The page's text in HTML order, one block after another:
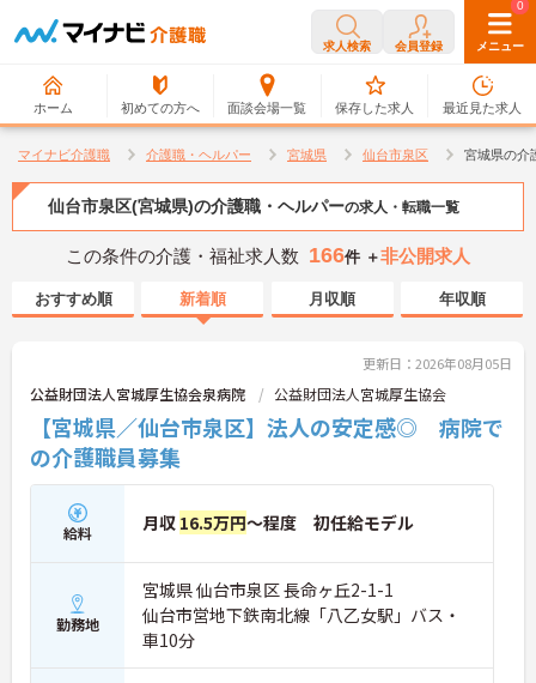
求人検索 会員登録 メニュー
ホーム 初めての方へ 面談会場一覧
0
保存した求人
0
最近見た求人
マイナビ介護職 介護職・ヘルパー 宮城県 仙台市泉区 宮城県の介
仙台市泉区(宮城県)の介護職・ヘルパーの求人・転職一覧
この条件の介護・福祉求人数 166件 ＋非公開求人
おすすめ順 新着順 月収順 年収順
更新日：2026年08月05日
公益財団法人宮城厚生協会泉病院 公益財団法人宮城厚生協会
【宮城県／仙台市泉区】法人の安定感◎ 病院で
の介護職員募集
給料 月収 16.5万円～程度 初任給モデル
勤務地
宮城県 仙台市泉区 長命ヶ丘2-1-1
仙台市営地下鉄南北線「八乙女駅」バス・
車10分